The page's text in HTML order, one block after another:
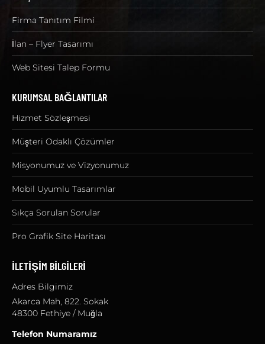
Firma Tanıtım Filmi
İlan – Flyer Tasarımı
Web Sitesi Talep Formu
KURUMSAL BAĞLANTILAR
Hizmet Sözleşmesi
Müşteri Odaklı Çözümler
Misyonumuz ve Vizyonumuz
Mobil Uyumlu Tasarımlar
Sıkça Sorulan Sorular
Pro Grafik Site Haritası
İLETİŞİM BİLGİLERİ
Adres Bilgimiz
Akarca Mah, 822. Sokak
48300 Fethiye / Muğla
Telefon Numaramız